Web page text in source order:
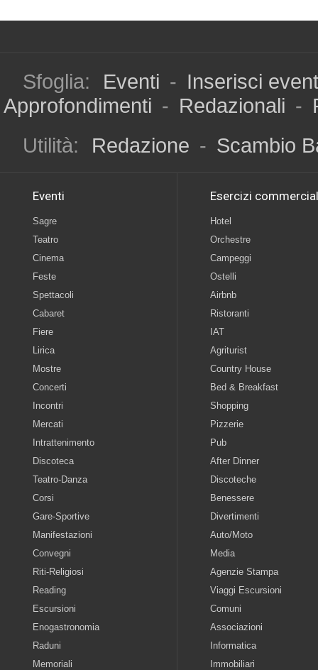
Sfoglia: Eventi - Inserisci
Approfondimenti - Redazionali -
Utilità:
Redazione - Scambio
Eventi
Sagre
Teatro
Cinema
Feste
Spettacoli
Cabaret
Fiere
Lirica
Mostre
Concerti
Incontri
Mercati
Intrattenimento
Discoteca
Teatro-Danza
Corsi
Gare-Sportive
Manifestazioni
Convegni
Riti-Religiosi
Reading
Escursioni
Enogastronomia
Raduni
Memoriali
Esercizi
Hotel
Orchestre
Campeggi
Ostelli
Airbnb
Ristoranti
IAT
Agriturist
Country House
Bed & Breakfast
Shopping
Pizzerie
Pub
After Dinner
Discoteche
Benessere
Divertimenti
Auto/Moto
Media
Agenzie Stampa
Viaggi Escursioni
Comuni
Associazioni
Informatica
Immobiliari